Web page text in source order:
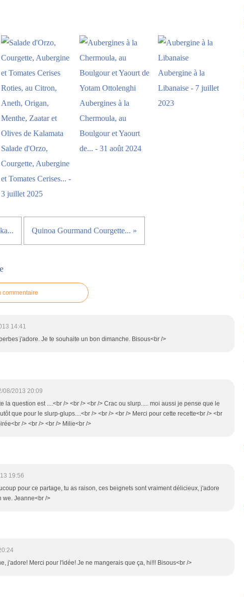
Salade d'Orzo,
Courgette, Aubergine
et Tomates Cerises... -
3 juillet 2025
Aubergines à la
Chermoula, au
Boulgour et Yaourt
de... - 31 août 2024
Aubergine à la
Libanaise - 7 juillet
2023
Quinoa Gourmand Courgette... »
commentaire
14:41
j'adore. Je te souhaite un bon dimanche. Bisous<br />
08/2013 20:09
la question est ....<br /> <br /> <br /> Crac ou slurp..... moi aussi je pense que le
que pour le slurp-glups....<br /> <br /> <br /> Merci pour cette recette<br /> <br
/> <br /> <br /> Milie<br />
19:56
pour ce partage, tu as raison, ces beignets sont vraiment délicieux, j'adore
we. Jeanne<br />
j'adore! Merci pour l'idée! Je ne mangerais que ça, hi!!! Bisous<br />